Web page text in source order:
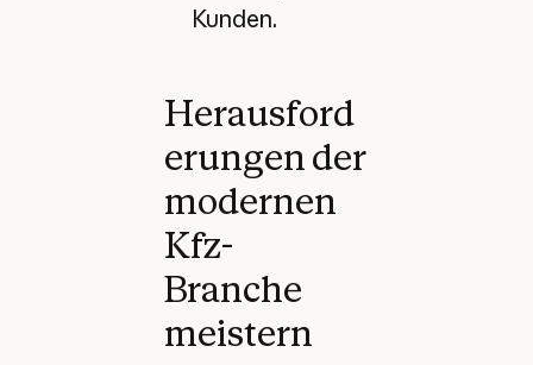
Kunden.
Herausford
erungen der
modernen
Kfz-
Branche
meistern